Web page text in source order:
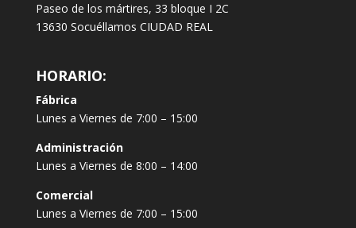
Paseo de los mártires, 33 bloque I 2C
13630 Socuéllamos CIUDAD REAL
HORARIO:
Fábrica
Lunes a Viernes de 7:00 – 15:00
Administración
Lunes a Viernes de 8:00 – 14:00
Comercial
Lunes a Viernes de 7:00 – 15:00